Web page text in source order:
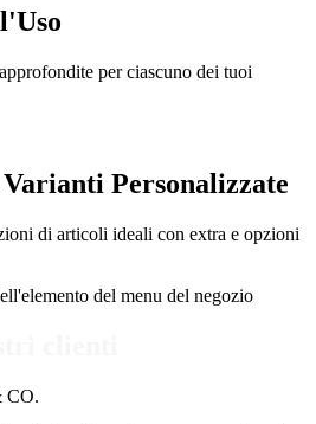
per ciascuno dei tuoi
Personalizzate
di articoli ideali con extra e opzioni